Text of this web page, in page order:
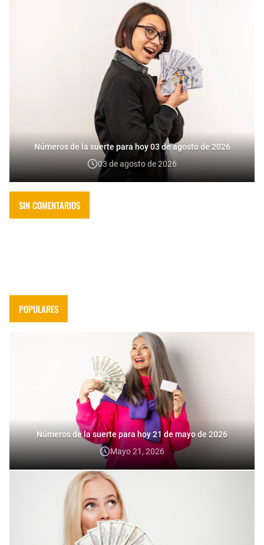
Números de la suerte para hoy 03 de agosto de 2026
03 de agosto de 2026
SIN COMENTARIOS
POPULARES
Números de la suerte para hoy 21 de mayo de 2026
Mayo 21, 2026